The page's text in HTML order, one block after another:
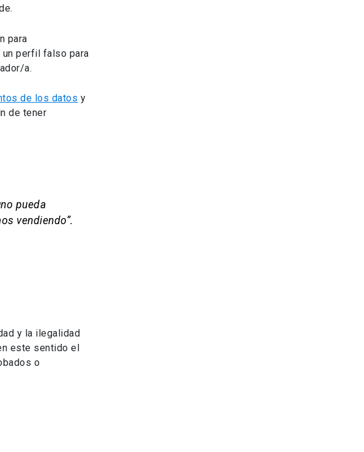
para
un perfil falso para
a.
de los datos y
de tener
pueda
vendiendo”.
y la ilegalidad
este sentido el
o